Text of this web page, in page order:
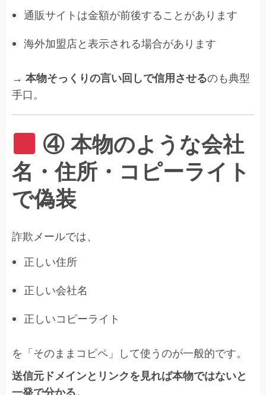
通販サイトは金額が前後することがあります
海外加盟店と表示される場合があります
→ 本物そっくりの言い回しで信用させるのも典型
手口。
④ 本物のような会社
名・住所・コピーライト
で偽装
詐欺メールでは、
正しい住所
正しい会社名
正しいコピーライト
を「そのままコピペ」して使うのが一般的です。
送信元ドメインとリンクを見れば本物ではないと
一発で分かる。